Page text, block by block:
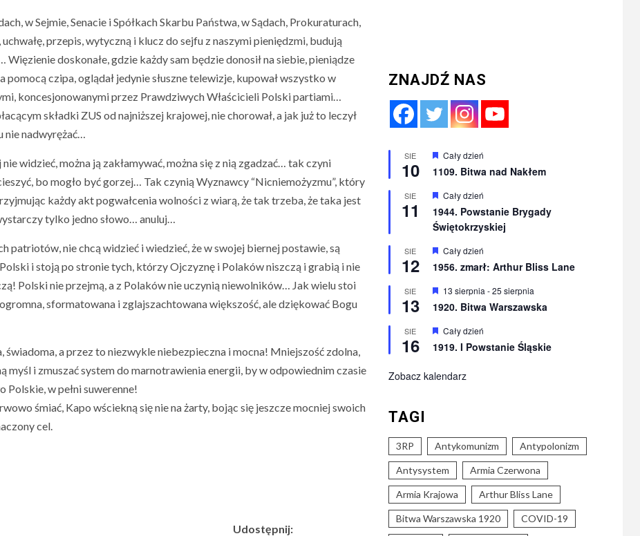
w Sejmie, Senacie i Spółkach Skarbu Państwa, w Sądach, Prokuraturach,
przepis, wytyczną i klucz do sejfu z naszymi pieniędzmi, budują
doskonałe, gdzie każdy sam będzie donosił na siebie, pieniądze
czipa, oglądał jedynie słuszne telewizje, kupował wszystko w
koncesjonowanymi przez Prawdziwych Właścicieli Polski partiami…
składki ZUS od najniższej krajowej, nie chorował, a jak już to leczył
nie nadwyrężać…
widzieć, można ją zakłamywać, można się z nią zgadzać… tak czyni
bo mogło być gorzej… Tak czynią Wyznawcy “Nicniemożyzmu”, który
każdy akt pogwałcenia wolności z wiarą, że tak trzeba, że taka jest
tylko jedno słowo… anuluj…
patriotów, nie chcą widzieć i wiedzieć, że w swojej biernej postawie, są
i stoją po stronie tych, którzy Ojczyznę i Polaków niszczą i grabią i nie
Polski nie przejmą, a z Polaków nie uczynią niewolników… Jak wielu stoi
sformatowana i zglajszachtowana większość, ale dziękować Bogu
a przez to niezwykle niebezpieczna i mocna! Mniejszość zdolna,
myśl i zmuszać system do marnotrawienia energii, by w odpowiednim czasie
w pełni suwerenne!
śmiać, Kapo wściekną się nie na żarty, bojąc się jeszcze mocniej swoich
cel.
Udostępnij:
ZNAJDŹ NAS
SIE
10
Wyróżnione
Cały dzień
1109. Bitwa nad Nakłem
SIE
11
Wyróżnione
Cały dzień
1944. Powstanie Brygady
Świętokrzyskiej
SIE
12
Wyróżnione
Cały dzień
1956. zmarł: Arthur Bliss Lane
SIE
13
Wyróżnione
13 sierpnia -25 sierpnia
1920. Bitwa Warszawska
SIE
16
Wyróżnione
Cały dzień
1919. I Powstanie Śląskie
Zobacz kalendarz
TAGI
3RP Antykomunizm Antypolonizm
Antysystem Armia Czerwona
Armia Krajowa Arthur Bliss Lane
Bitwa Warszawska 1920 COVID-19